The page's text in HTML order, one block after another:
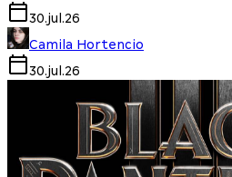
30.jul.26
Camila Hortencio
30.jul.26